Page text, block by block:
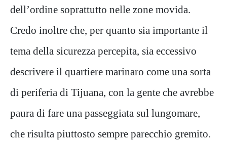
dell’ordine soprattutto nelle zone movida.
Credo inoltre che, per quanto sia importante il
tema della sicurezza percepita, sia eccessivo
descrivere il quartiere marinaro come una sorta
di periferia di Tijuana, con la gente che avrebbe
paura di fare una passeggiata sul lungomare,
che risulta piuttosto sempre parecchio gremito.